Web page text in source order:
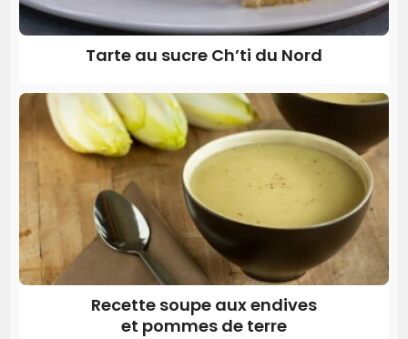
Tarte au sucre Ch’ti du Nord
Recette soupe aux endives
et pommes de terre